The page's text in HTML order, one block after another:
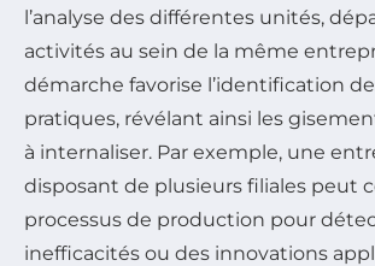
l’analyse des différentes unités,
activités au sein de la même
démarche favorise l’identification
pratiques, révélant ainsi les
à internaliser. Par exemple, une
disposant de plusieurs filiales peut
processus de production pour
inefficacités ou des innovations